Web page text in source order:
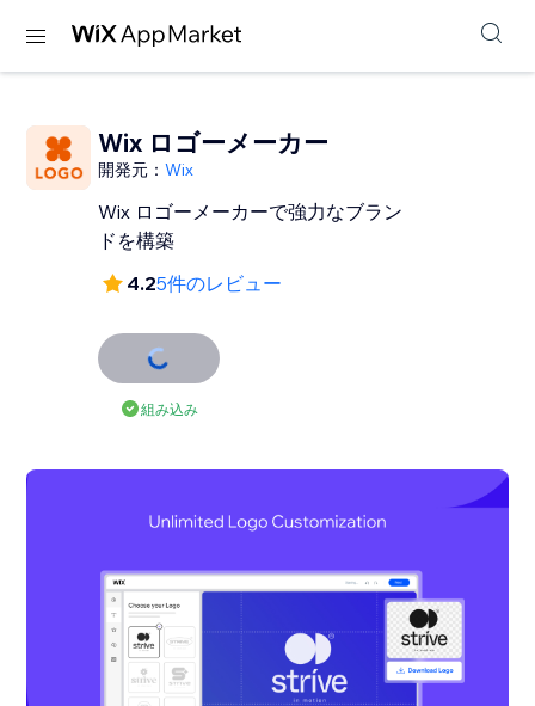
Wix ロゴーメーカー
開発元：Wix
Wix ロゴーメーカーで強力なブラン
ドを構築
4.25件のレビュー
組み込み